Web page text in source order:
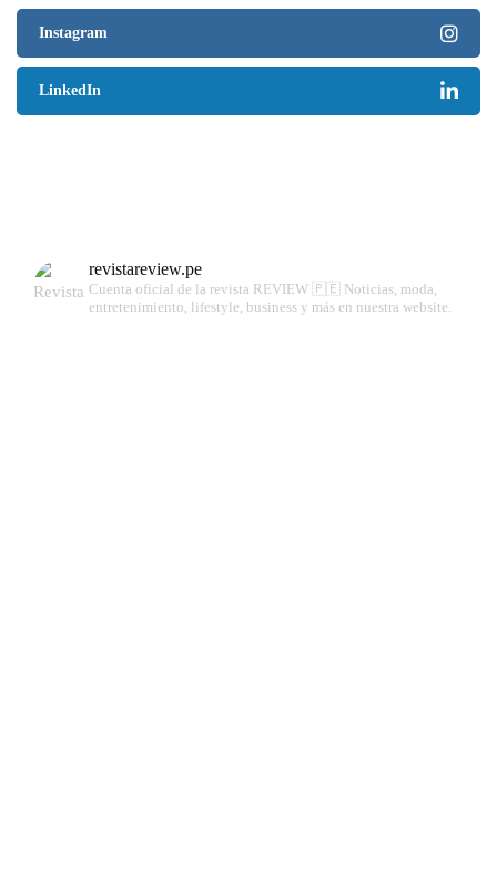
Instagram
LinkedIn
revistareview.pe
Cuenta oficial de la revista REVIEW 🇵🇪 Noticias, moda,
entretenimiento, lifestyle, business y más en nuestra website.